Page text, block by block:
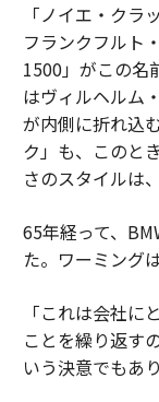
「ノイエ・ク
フランクフルト
1500」がこの名
はヴィルヘルム
が内側に折れ込
ク」も、このと
さのスタイルは
65年経って、
た。ワーミング
「これは会社に
ことを繰り返す
いう決意でもあ